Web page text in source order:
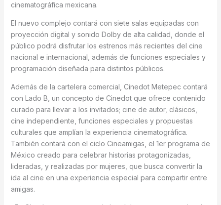
cinematográfica mexicana.
El nuevo complejo contará con siete salas equipadas con
proyección digital y sonido Dolby de alta calidad, donde el
público podrá disfrutar los estrenos más recientes del cine
nacional e internacional, además de funciones especiales y
programación diseñada para distintos públicos.
Además de la cartelera comercial, Cinedot Metepec contará
con Lado B, un concepto de Cinedot que ofrece contenido
curado para llevar a los invitados; cine de autor, clásicos,
cine independiente, funciones especiales y propuestas
culturales que amplían la experiencia cinematográfica.
También contará con el ciclo Cineamigas, el 1er programa de
México creado para celebrar historias protagonizadas,
lideradas, y realizadas por mujeres, que busca convertir la
ida al cine en una experiencia especial para compartir entre
amigas.